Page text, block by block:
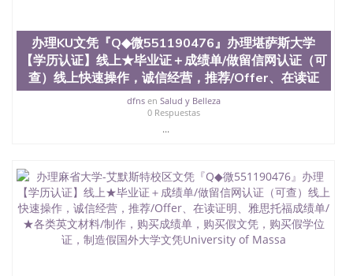
办理KU文凭『Q◆微551190476』办理堪萨斯大学
【学历认证】线上★毕业证＋成绩单/做留信网认证（可
查）线上快速操作，诚信经营，推荐/Offer、在读证
dfnsen Salud y Belleza
0 Respuestas
...